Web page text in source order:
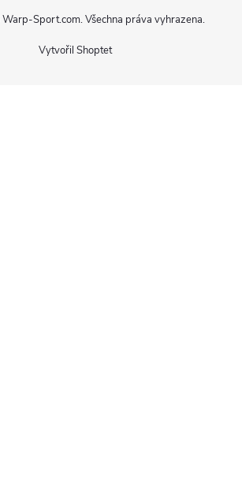
Vytvořil Shoptet
Warp-Sport.com. Všechna práva vyhrazena.